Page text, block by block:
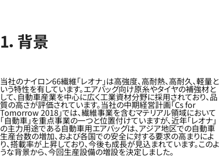
1．背景
当社のナイロン66繊維「レオナ」は高強度、高耐熱、高耐久、軽量と
いう特性を有しています。エアバッグ向け原糸やタイヤの補強材と
して、自動車産業を中心に広く工業資材分野に採用されており、品
質の高さが評価されています。当社の中期経営計画「Cs for
Tomorrow 2018」では、繊維事業を含むマテリアル領域において
「自動車」を重点事業の一つと位置付けていますが、近年「レオナ」
の主力用途である自動車用エアバッグは、アジア地区での自動車
生産台数の増加、および各国での安全に対する要求の高まりによ
り、搭載率が上昇しており、今後も成長が見込まれています。このよ
うな背景から、今回生産設備の増設を決定しました。